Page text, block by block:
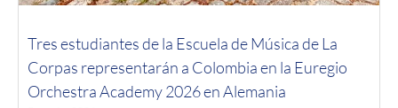
Tres estudiantes de la Escuela de Música de La
Corpas representarán a Colombia en la Euregio
Orchestra Academy 2026 en Alemania